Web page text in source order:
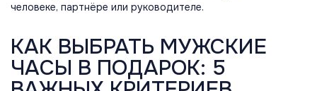
человеке, партнёре или руководителе.
КАК ВЫБРАТЬ МУЖСКИЕ
ЧАСЫ В ПОДАРОК: 5